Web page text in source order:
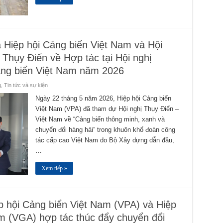
hội Cảng biển Việt Nam và Hội
Điển về Hợp tác tại Hội nghị
biển Việt Nam năm 2026
, Tin tức và sự kiện
Ngày 22 tháng 5 năm 2026, Hiệp hội Cảng biển
Việt Nam (VPA) đã tham dự Hội nghị Thụy Điển –
Việt Nam về “Cảng biển thông minh, xanh và
chuyển đổi hàng hải” trong khuôn khổ đoàn công
tác cấp cao Việt Nam do Bộ Xây dựng dẫn đầu,
…
Xem tiếp »
hội Cảng biển Việt Nam (VPA) và Hiệp
(VGA) hợp tác thúc đẩy chuyển đổi